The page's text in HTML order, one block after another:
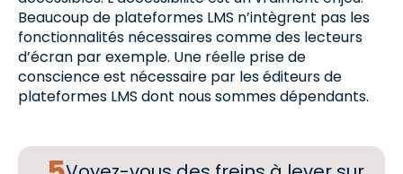
Beaucoup de plateformes LMS n’intègrent pas les
fonctionnalités nécessaires comme des lecteurs
d’écran par exemple. Une réelle prise de
conscience est nécessaire par les éditeurs de
plateformes LMS dont nous sommes dépendants.